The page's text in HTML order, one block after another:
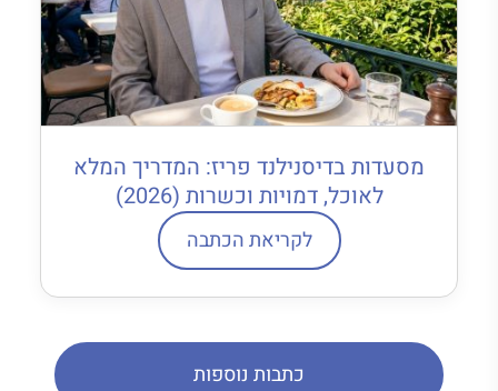
מסעדות בדיסנילנד פריז: המדריך המלא
לאוכל, דמויות וכשרות (2026)
לקריאת הכתבה
כתבות נוספות